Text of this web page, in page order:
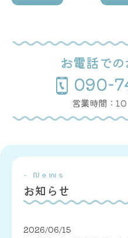
お電話で
090-
営業時間：
- News
お知らせ
2026/06/15